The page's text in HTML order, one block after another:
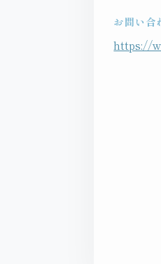
お問い合
https://